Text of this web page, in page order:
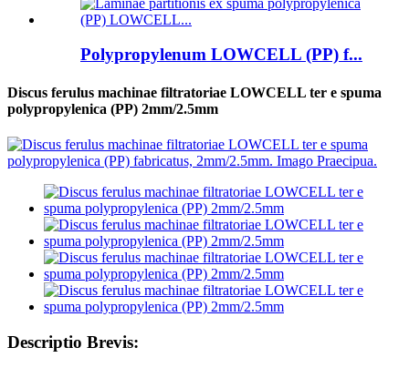
Polypropylenum LOWCELL (PP) f...
Discus ferulus machinae filtratoriae LOWCELL ter e spuma
polypropylenica (PP) 2mm/2.5mm
Descriptio Brevis: